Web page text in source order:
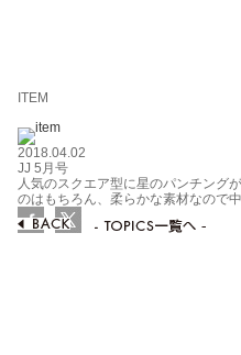
ITEM
2018.04.02
JJ 5月号
人気のスクエア型に星のパンチング
のはもちろん、柔らかな素材なので